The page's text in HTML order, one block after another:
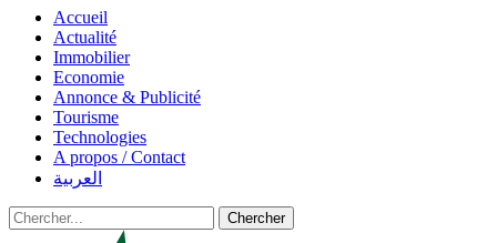
Accueil
Actualité
Immobilier
Economie
Annonce & Publicité
Tourisme
Technologies
A propos / Contact
العربية